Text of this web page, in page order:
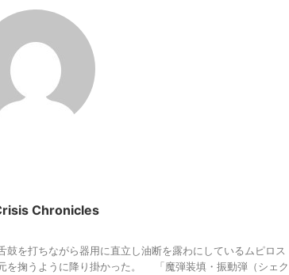
Chronicles
を打ちながら器用に直立し油断を露わにしているムピロス
を掬うように降り掛かった。 「魔弾装填・振動弾（シェク